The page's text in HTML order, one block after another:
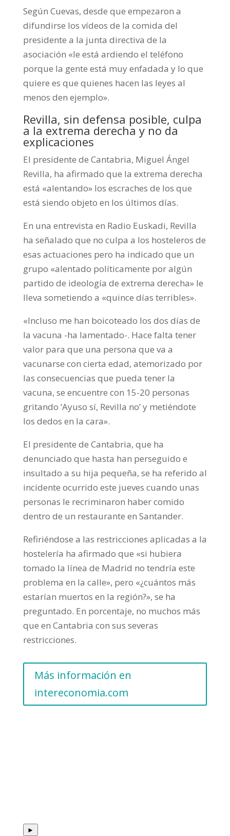
Según Cuevas, desde que empezaron a
difundirse los vídeos de la comida del
presidente a la junta directiva de la
asociación «le está ardiendo el teléfono
porque la gente está muy enfadada y lo que
quiere es que quienes hacen las leyes al
menos den ejemplo».
Revilla, sin defensa posible, culpa
a la extrema derecha y no da
explicaciones
El presidente de Cantabria, Miguel Ángel
Revilla, ha afirmado que la extrema derecha
está «alentando» los escraches de los que
está siendo objeto en los últimos días.
En una entrevista en Radio Euskadi, Revilla
ha señalado que no culpa a los hosteleros de
esas actuaciones pero ha indicado que un
grupo «alentado políticamente por algún
partido de ideología de extrema derecha» le
lleva sometiendo a «quince días terribles».
«Incluso me han boicoteado los dos días de
la vacuna -ha lamentado-. Hace falta tener
valor para que una persona que va a
vacunarse con cierta edad, atemorizado por
las consecuencias que pueda tener la
vacuna, se encuentre con 15-20 personas
gritando ‘Ayuso sí, Revilla no’ y metiéndote
los dedos en la cara».
El presidente de Cantabria, que ha
denunciado que hasta han perseguido e
insultado a su hija pequeña, se ha referido al
incidente ocurrido este jueves cuando unas
personas le recriminaron haber comido
dentro de un restaurante en Santander.
Refiriéndose a las restricciones aplicadas a la
hostelería ha afirmado que «si hubiera
tomado la línea de Madrid no tendría este
problema en la calle», pero «¿cuántos más
estarían muertos en la región?», se ha
preguntado. En porcentaje, no muchos más
que en Cantabria con sus severas
restricciones.
Más información en
intereconomia.com
►